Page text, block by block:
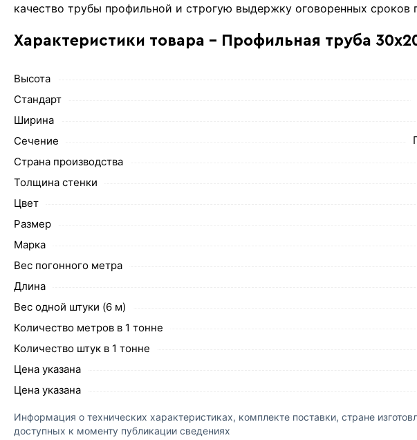
качество трубы профильной и строгую выдержку оговоренных сроков
Характеристики товара - Профильная труба
Высота
Стандарт
Ширина
Сечение
Страна производства
Толщина стенки
Цвет
Размер
Марка
Вес погонного метра
Длина
Вес одной штуки (6 м)
Количество метров в 1 тонне
Количество штук в 1 тонне
Цена указана
Цена указана
Информация о технических характеристиках, комплекте поставки, стране
доступных к моменту публикации сведениях